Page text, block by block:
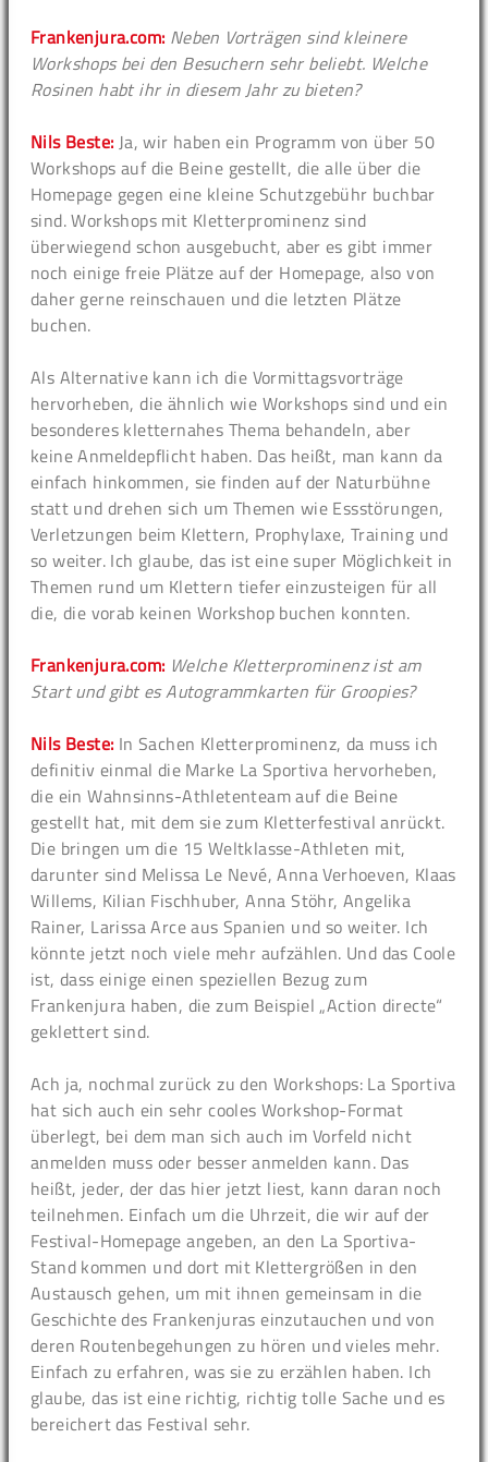
Frankenjura.com: Neben Vorträgen sind kleinere
Workshops bei den Besuchern sehr beliebt. Welche
Rosinen habt ihr in diesem Jahr zu bieten?
Nils Beste: Ja, wir haben ein Programm von über 50
Workshops auf die Beine gestellt, die alle über die
Homepage gegen eine kleine Schutzgebühr buchbar
sind. Workshops mit Kletterprominenz sind
überwiegend schon ausgebucht, aber es gibt immer
noch einige freie Plätze auf der Homepage, also von
daher gerne reinschauen und die letzten Plätze
buchen.
Als Alternative kann ich die Vormittagsvorträge
hervorheben, die ähnlich wie Workshops sind und ein
besonderes kletternahes Thema behandeln, aber
keine Anmeldepflicht haben. Das heißt, man kann da
einfach hinkommen, sie finden auf der Naturbühne
statt und drehen sich um Themen wie Essstörungen,
Verletzungen beim Klettern, Prophylaxe, Training und
so weiter. Ich glaube, das ist eine super Möglichkeit in
Themen rund um Klettern tiefer einzusteigen für all
die, die vorab keinen Workshop buchen konnten.
Frankenjura.com: Welche Kletterprominenz ist am
Start und gibt es Autogrammkarten für Groopies?
Nils Beste: In Sachen Kletterprominenz, da muss ich
definitiv einmal die Marke La Sportiva hervorheben,
die ein Wahnsinns-Athletenteam auf die Beine
gestellt hat, mit dem sie zum Kletterfestival anrückt.
Die bringen um die 15 Weltklasse-Athleten mit,
darunter sind Melissa Le Nevé, Anna Verhoeven, Klaas
Willems, Kilian Fischhuber, Anna Stöhr, Angelika
Rainer, Larissa Arce aus Spanien und so weiter. Ich
könnte jetzt noch viele mehr aufzählen. Und das Coole
ist, dass einige einen speziellen Bezug zum
Frankenjura haben, die zum Beispiel „Action directe“
geklettert sind.
Ach ja, nochmal zurück zu den Workshops: La Sportiva
hat sich auch ein sehr cooles Workshop-Format
überlegt, bei dem man sich auch im Vorfeld nicht
anmelden muss oder besser anmelden kann. Das
heißt, jeder, der das hier jetzt liest, kann daran noch
teilnehmen. Einfach um die Uhrzeit, die wir auf der
Festival-Homepage angeben, an den La Sportiva-
Stand kommen und dort mit Klettergrößen in den
Austausch gehen, um mit ihnen gemeinsam in die
Geschichte des Frankenjuras einzutauchen und von
deren Routenbegehungen zu hören und vieles mehr.
Einfach zu erfahren, was sie zu erzählen haben. Ich
glaube, das ist eine richtig, richtig tolle Sache und es
bereichert das Festival sehr.